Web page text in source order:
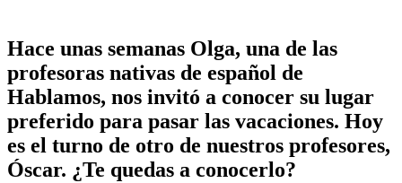
Hace unas semanas Olga, una de las
profesoras nativas de español de
Hablamos, nos invitó a conocer su lugar
preferido para pasar las vacaciones. Hoy
es el turno de otro de nuestros profesores,
Óscar. ¿Te quedas a conocerlo?